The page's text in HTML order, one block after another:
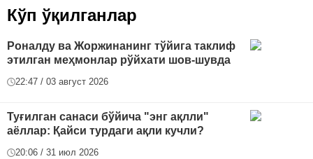
Кўп ўқилганлар
Роналду ва Жоржинанинг тўйига таклиф
этилган меҳмонлар рўйхати шов-шувда
22:47 / 03 август 2026
Туғилган санаси бўйича "энг ақлли"
аёллар: Қайси турдаги ақли кучли?
20:06 / 31 июл 2026